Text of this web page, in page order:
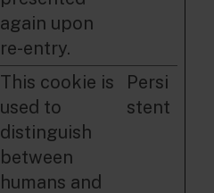
again upon
re-entry.
This cookie is
used to
distinguish
between
humans and
Persi
stent